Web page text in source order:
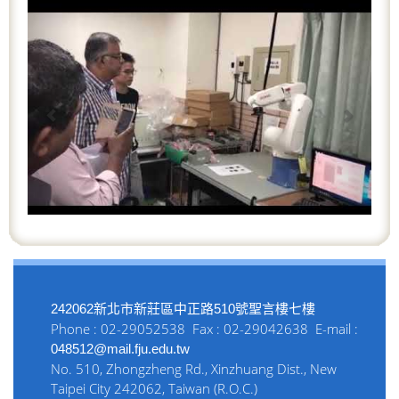
e
o
u
242062新北市新莊區中正路510號聖言樓七樓
Phone : 02-29052538 Fax : 02-29042638 E-mail :
048512@mail.fju.edu.tw
No. 510, Zhongzheng Rd., Xinzhuang Dist., New
Taipei City 242062, Taiwan (R.O.C.)